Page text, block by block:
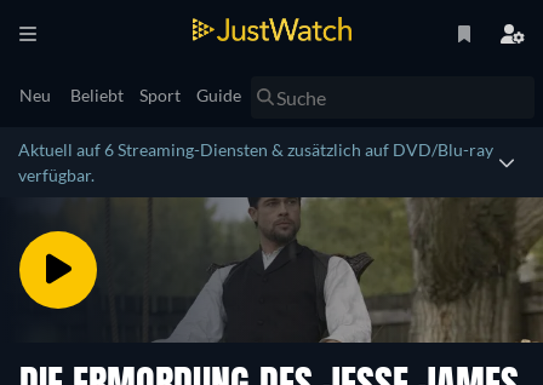
Neu Beliebt Sport Guide
Aktuell auf 6 Streaming-Diensten & zusätzlich auf DVD/Blu-ray
verfügbar.